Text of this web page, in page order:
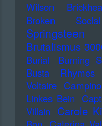
Wilson
Broken
Springsteen
Brutalismus
Burial Burning
Busta Rhymes
Voltaire Campino
Linkes Bein
Villain Carole